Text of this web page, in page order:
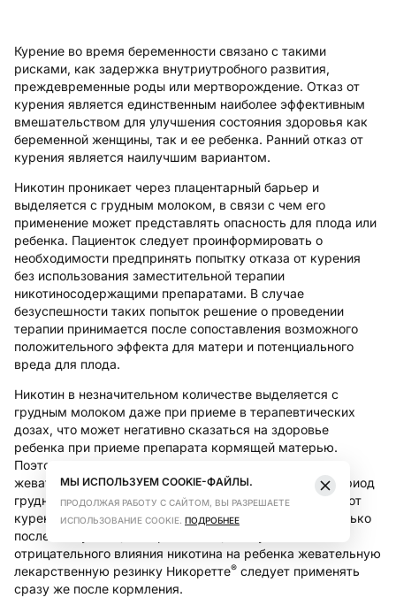
Курение во время беременности связано с такими
рисками, как задержка внутриутробного развития,
преждевременные роды или мертворождение. Отказ от
курения является единственным наиболее эффективным
вмешательством для улучшения состояния здоровья как
беременной женщины, так и ее ребенка. Ранний отказ от
курения является наилучшим вариантом.
Никотин проникает через плацентарный барьер и
выделяется с грудным молоком, в связи с чем его
применение может представлять опасность для плода или
ребенка. Пациенток следует проинформировать о
необходимости предпринять попытку отказа от курения
без использования заместительной терапии
никотиносодержащими препаратами. В случае
безуспешности таких попыток решение о проведении
терапии принимается после сопоставления возможного
положительного эффекта для матери и потенциального
вреда для плода.
Никотин в незначительном количестве выделяется с
грудным молоком даже при приеме в терапевтических
дозах, что может негативно сказаться на здоровье
ребенка при приеме препарата кормящей матерью.
Поэтому следует воздержаться от применения
жевательной лекарственной резинки Никоретте
в период
грудного вскармливания. Если не удалось отказаться от
курения, применение препарата следует начинать только
после консультации с врачом. С целью уменьшения
отрицательного влияния никотина на ребенка жевательную
лекарственную резинку Никоретте® следует применять
сразу же после кормления.
МЫ ИСПОЛЬЗУЕМ COOKIE-ФАЙЛЫ.
ПРОДОЛЖАЯ РАБОТУ С САЙТОМ, ВЫ РАЗРЕШАЕТЕ
ИСПОЛЬЗОВАНИЕ COOKIE. ПОДРОБНЕЕ